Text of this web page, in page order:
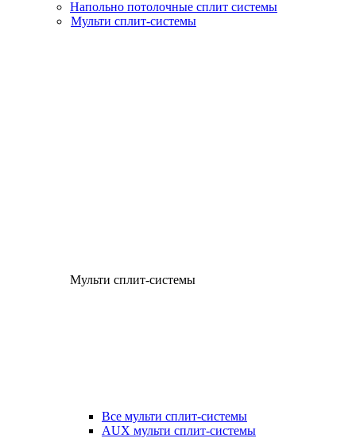
Напольно потолочные сплит системы
Мульти сплит-системы
Мульти сплит-системы
Все мульти сплит-системы
AUX мульти сплит-системы